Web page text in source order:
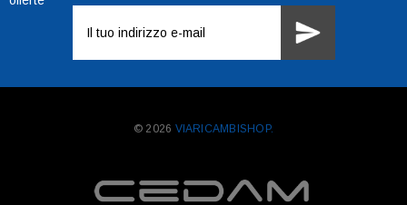
mail
© 2026 VIARICAMBISHOP.